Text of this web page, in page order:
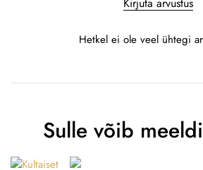
Hetkel ei ole veel ühtegi
Sulle võib